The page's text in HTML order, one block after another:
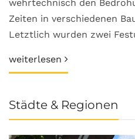
wehrtechnisch den
Zeiten in verschiedenen
Letztlich wurden zwei
weiterlesen
Städte & Regionen